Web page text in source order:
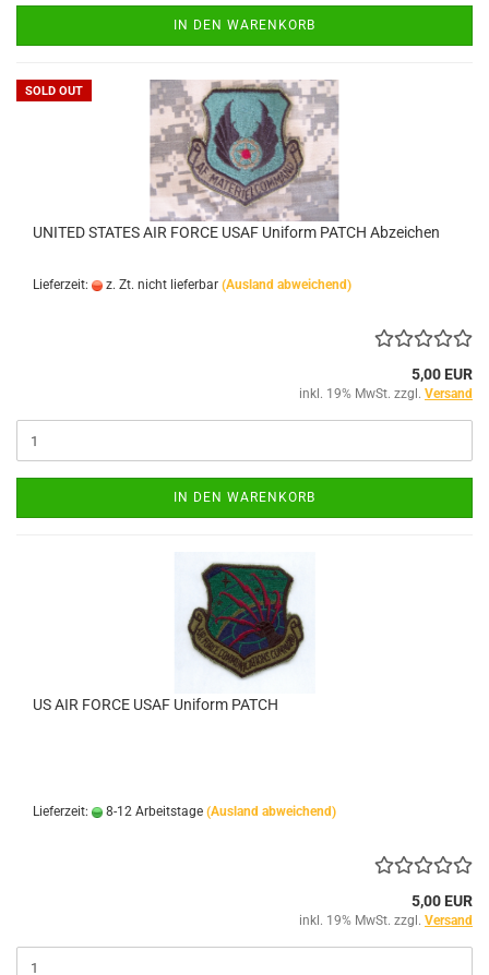
IN DEN WARENKORB
SOLD OUT
UNITED STATES AIR FORCE USAF Uniform PATCH Abzeichen
Lieferzeit: z. Zt. nicht lieferbar (Ausland abweichend)
5,00 EUR
inkl. 19% MwSt. zzgl. Versand
IN DEN WARENKORB
US AIR FORCE USAF Uniform PATCH
Lieferzeit: 8-12 Arbeitstage (Ausland abweichend)
5,00 EUR
inkl. 19% MwSt. zzgl. Versand